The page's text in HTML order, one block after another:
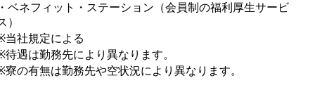
ベネフィット・ステーション（会員制の福利厚生サービ
）
当社規定による
待遇は勤務先により異なります。
寮の有無は勤務先や空状況により異なります。